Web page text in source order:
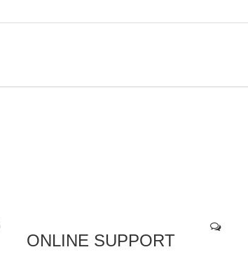
ONLINE SUPPORT